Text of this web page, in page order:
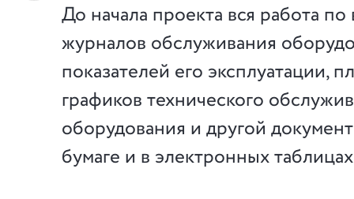
До начала проекта вся работа
журналов обслуживания
показателей его эксплуатации,
графиков технического
оборудования и другой
бумаге и в электронных